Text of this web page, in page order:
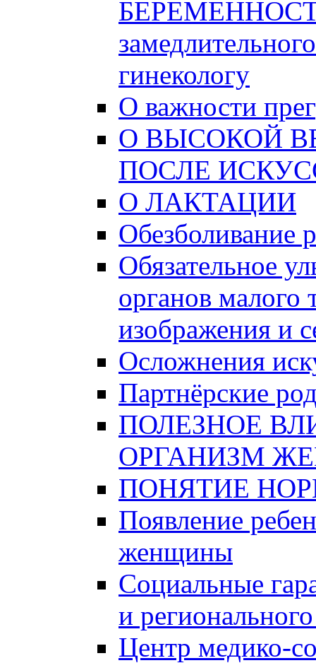
гинекологу
О важности
О ВЫСОКОЙ
ПОСЛЕ
О ЛАКТАЦИИ
Обезболивание
Обязательное
органов малого
изображения и
Осложнения
Партнёрские
ПОЛЕЗНОЕ
ОРГАНИЗМ
ПОНЯТИЕ
Появление
женщины
Социальные
и
Центр медико-